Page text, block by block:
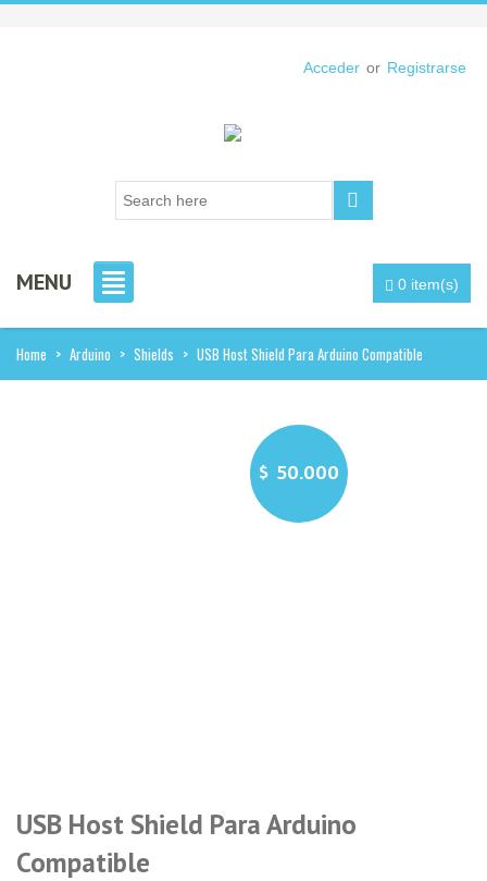
Acceder or Registrarse
MENU 0 item(s)
Home > Arduino > Shields > USB Host Shield Para Arduino Compatible
$ 50.000
USB Host Shield Para Arduino
Compatible